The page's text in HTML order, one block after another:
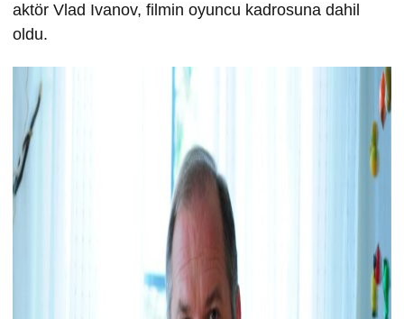
aktör Vlad Ivanov, filmin oyuncu kadrosuna dahil
oldu.